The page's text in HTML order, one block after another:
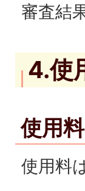
審査結
4.使
使用料
使用料